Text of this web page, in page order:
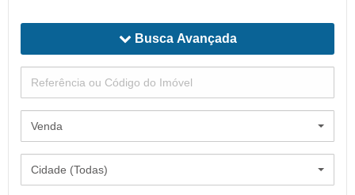
Busca Avançada
Venda
Cidade (Todas)